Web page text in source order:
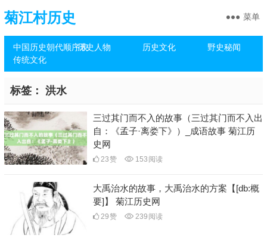
菊江村历史
中国历史朝代顺序表历史人物 历史文化
野史秘闻
传统文化
菜单
标签： 洪水
三过其门而不入的故事（三过其门而不入出
自：《孟子·离娄下》）_成语故事 菊江历
史网
23赞 153 阅读
大禹治水的故事，大禹治水的方案【[db:概
要]】 菊江历史网
29赞 239 阅读